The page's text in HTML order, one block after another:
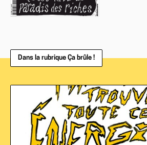
Dans la rubrique Ça brûle !